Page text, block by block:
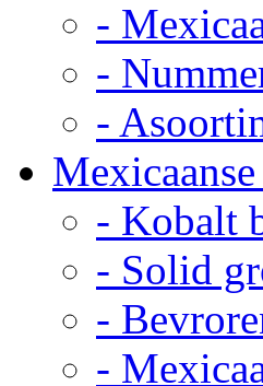
-
-
-
- Kobalt
- Solid
-
-